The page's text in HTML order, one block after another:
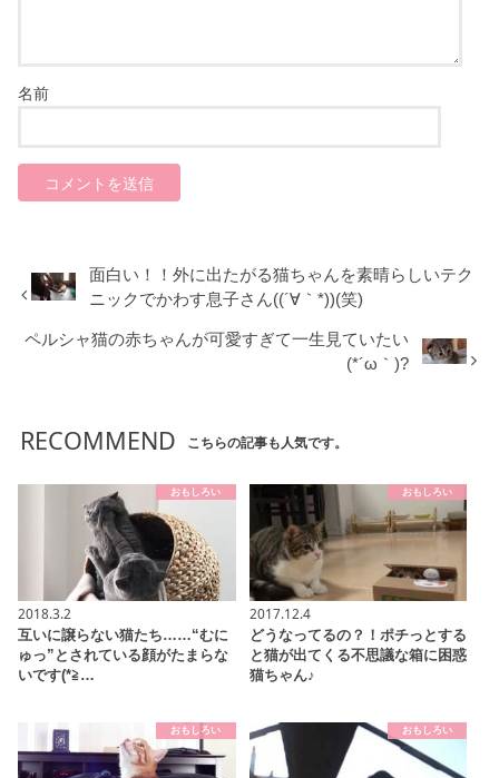
名前
面白い！！外に出たがる猫ちゃんを素晴らしいテク
ニックでかわす息子さん((´∀｀*))(笑)
ペルシャ猫の赤ちゃんが可愛すぎて一生見ていたい
(*´ω｀)?
RECOMMEND こちらの記事も人気です。
おもしろい
2018.3.2
互いに譲らない猫たち……“むに
ゅっ”とされている顔がたまらな
いです(*≧…
おもしろい
2017.12.4
どうなってるの？！ポチっとする
と猫が出てくる不思議な箱に困惑
猫ちゃん♪
おもしろい おもしろい